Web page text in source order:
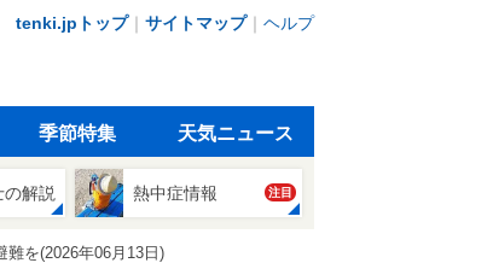
tenki.jpトップ｜ サイトマップ｜ ヘルプ
季節特集 天気ニュース
解説 熱中症情報 注目
を(2026年06月13日)